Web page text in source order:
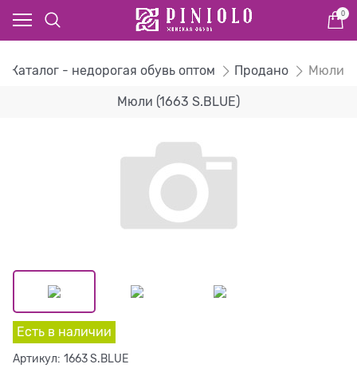
0
Каталог - недорогая обувь оптом Продано Мюли
Мюли (1663 S.BLUE)
Есть в наличии
Артикул: 1663 S.BLUE